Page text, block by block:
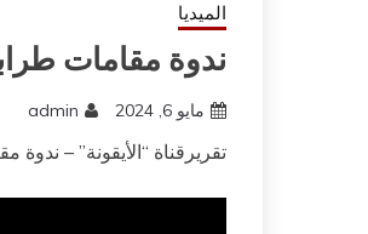
الميديا
ندوة مقامات
مايو 6, 2024 admin
تقريرقناة “الأيقونة” – ندوة